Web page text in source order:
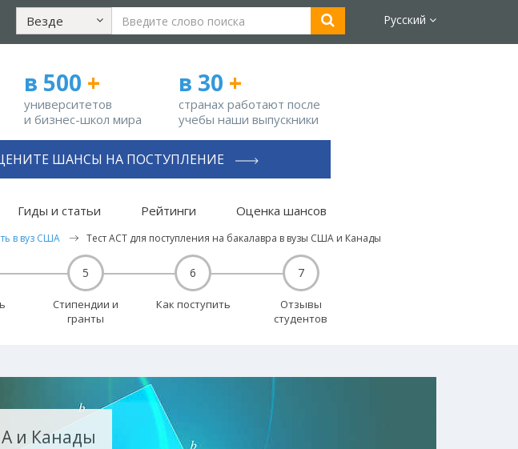
Везде Русский
в 500 +
университетов
и бизнес-школ мира
в 30 +
странах работают после
учебы наши выпускники
ШАНСЫ НА ПОСТУПЛЕНИЕ
Гиды и статьи Рейтинги Оценка шансов
в вуз США Тест ACT для поступления на бакалавра в вузы США и Канады
5
Стипендии и
гранты
6
Как поступить
7
Отзывы
студентов
и Канады